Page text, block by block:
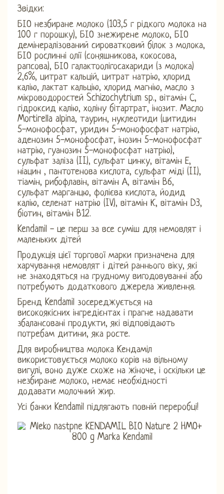
Звідки:
БІО незбиране молоко (103,5 г рідкого молока на
100 г порошку), БІО знежирене молоко, БІО
демінералізований сироватковий білок з молока,
БІО рослинні олії (соняшникова, кокосова,
рапсова), БІО галактоолігосахариди (з молока)
2,6%, цитрат кальцій, цитрат натрію, хлорид
калію, лактат кальцію, хлорид магнію, масло з
мікроводоростей Schizochytrium sp., вітамін С,
гідроксид калію, холіну бітартрат, інозит. Масло
Mortirella alpina, таурин, нуклеотиди (цитидин
5-монофосфат, уридин 5-монофосфат натрію,
аденозин 5-монофосфат, інозин 5-монофосфат
натрію, гуанозин 5-монофосфат натрію),
сульфат заліза (II), сульфат цинку, вітамін Е,
ніацин , пантотенова кислота, сульфат міді (II),
тіамін, рибофлавін, вітамін А, вітамін В6,
сульфат марганцю, фолієва кислота, йодид
калію, селенат натрію (IV), вітамін К, вітамін D3,
біотин, вітамін В12.
Kendamil - це перш за все суміш для немовлят і
маленьких дітей
Продукція цієї торгової марки призначена для
харчування немовлят і дітей раннього віку, які
не знаходяться на грудному вигодовуванні або
потребують додаткового джерела живлення.
Бренд Kendamil зосереджується на
високоякісних інгредієнтах і прагне надавати
збалансовані продукти, які відповідають
потребам дитини, яка росте.
Для виробництва молока Кендаміл
використовується молоко корів на вільному
вигулі, воно дуже схоже на жіноче, і оскільки це
незбиране молоко, немає необхідності
додавати молочний жир.
Усі банки Kendamil підлягають повній переробці!